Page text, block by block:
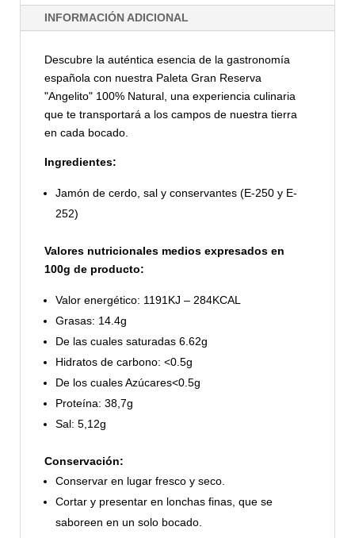
INFORMACIÓN ADICIONAL
Descubre la auténtica esencia de la gastronomía
española con nuestra Paleta Gran Reserva
"Angelito" 100% Natural, una experiencia culinaria
que te transportará a los campos de nuestra tierra
en cada bocado.
Ingredientes:
Jamón de cerdo, sal y conservantes (E-250 y E-
252)
Valores nutricionales medios expresados en
100g de producto:
Valor energético: 1191KJ – 284KCAL
Grasas: 14.4g
De las cuales saturadas 6.62g
Hidratos de carbono: <0.5g
De los cuales Azúcares<0.5g
Proteína: 38,7g
Sal: 5,12g
Conservación:
Conservar en lugar fresco y seco.
Cortar y presentar en lonchas finas, que se
saboreen en un solo bocado.